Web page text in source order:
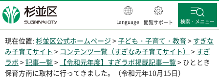
杉並区
Language 閲覧サポート 検索・メニュー
現在位置: 杉並区公式ホームページ >子ども・子育て・教育 > すぎな
み子育てサイト > コンテンツ一覧（すぎなみ子育てサイト） > すぎ
ラボ>記事一覧> 【令和元年度】すぎラボ掲載記事一覧> ひととき
保育方南に取材に行ってきました。（令和元年10月15日）